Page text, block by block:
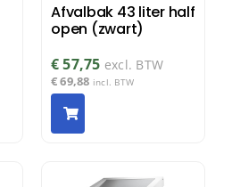
Afvalbak 43 liter half
open (zwart)
€57,75 excl. BTW
€69,88 incl. BTW